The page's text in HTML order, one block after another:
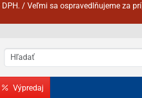
/ Veľmi sa ospravedlňujeme za
Výpredaj